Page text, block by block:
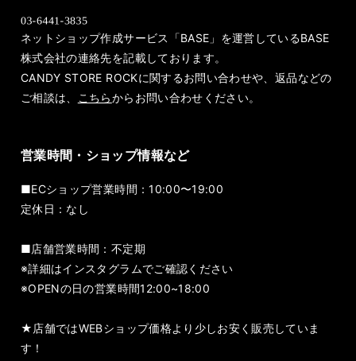
ネットショップ作成サービス「BASE」を運営しているBASE
株式会社の連絡先を記載しております。
CANDY STORE ROCKに関するお問い合わせや、返品などの
ご相談は、
こちらからお問い合わせください。
営業時間・ショップ情報など
■ECショップ営業時間：10:00〜19:00
定休日：なし
■店舗営業時間：不定期
※詳細はインスタグラムでご確認ください
※OPENの日の営業時間12:00~18:00
★店舗ではWEBショップ価格より少しお安く販売していま
す！